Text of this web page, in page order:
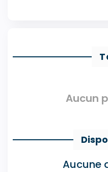
Aucun
Aucune